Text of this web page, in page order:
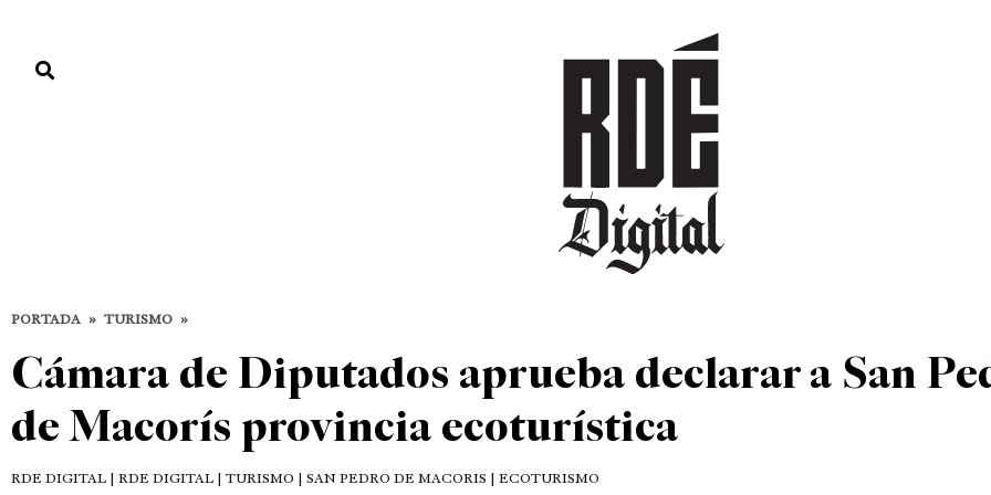
DEPORTES CULTURA ENTRETENIMIENTO
PORTADA » TURISMO »
Cámara de Diputados aprueba declarar a San
de Macorís provincia ecoturística
RDE DIGITAL | RDE DIGITAL | TURISMO | SAN PEDRO DE MACORIS | ECOTURISMO